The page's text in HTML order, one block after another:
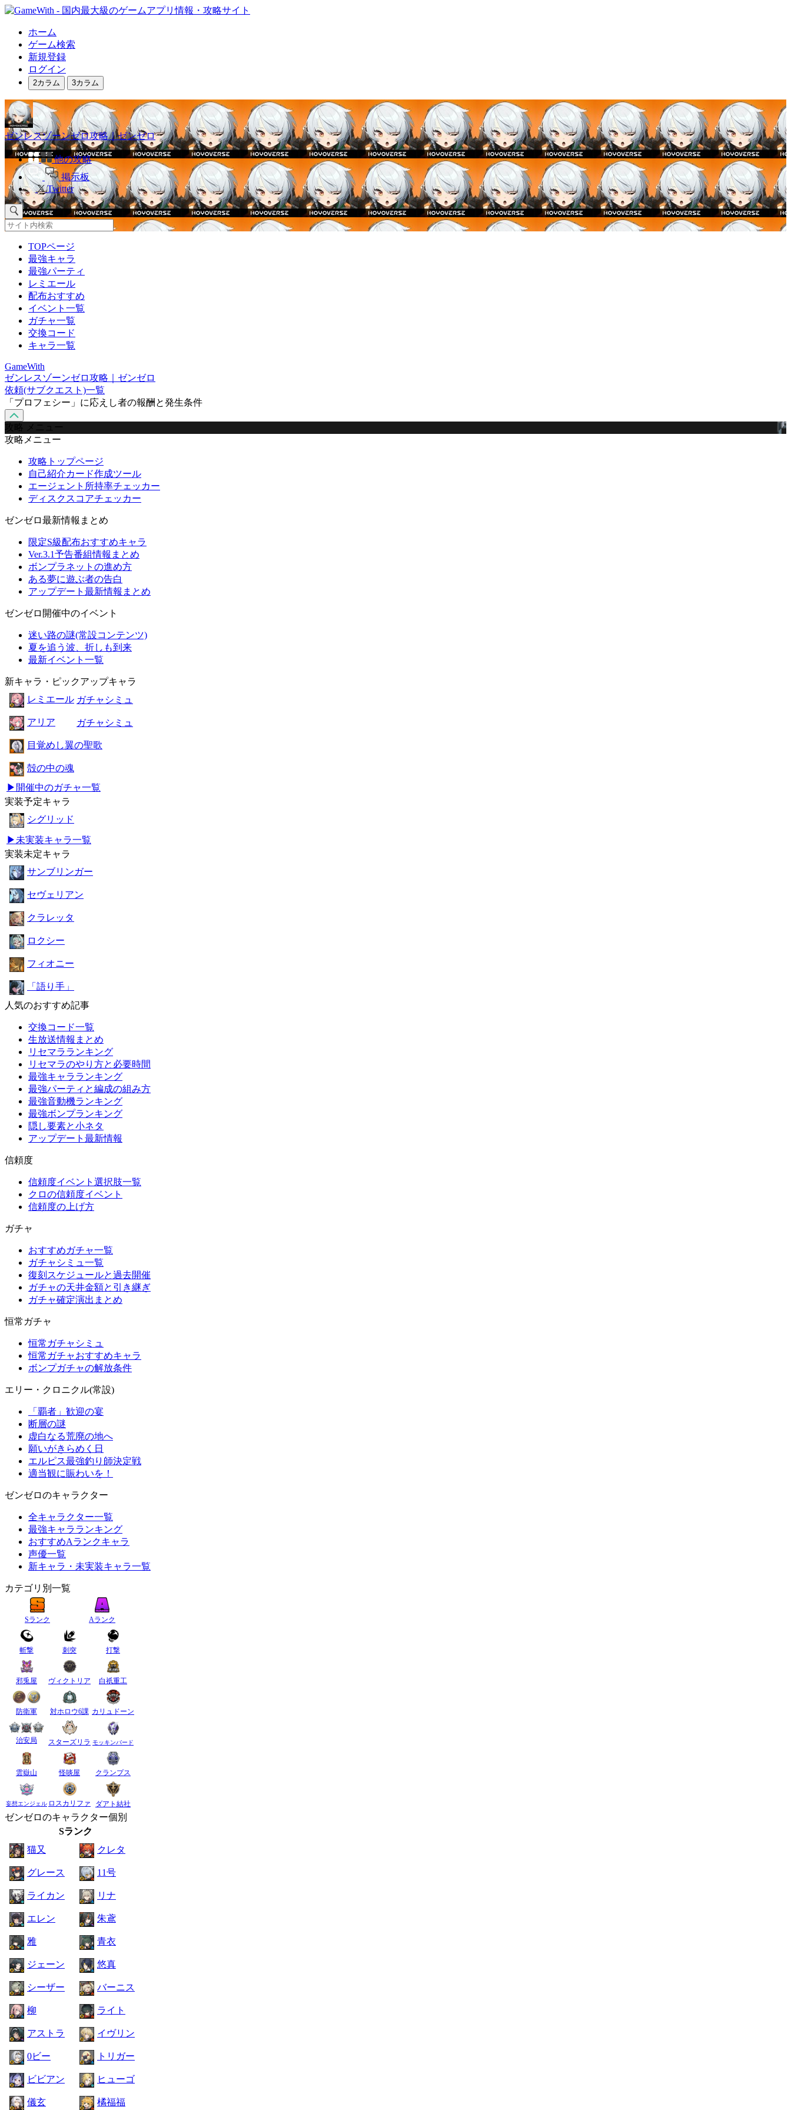
ホーム
ゲーム検索
新規登録
ログイン
2カラム 3カラム
ゼンレスゾーンゼロ攻略｜ゼンゼロ
他の攻略
掲示板
Twitter
TOPページ
最強キャラ
最強パーティ
レミエール
配布おすすめ
イベント一覧
ガチャ一覧
交換コード
キャラ一覧
GameWith
ゼンレスゾーンゼロ攻略｜ゼンゼロ
依頼(サブクエスト)一覧
「プロフェシー」に応えし者の報酬と発生条件
攻略 メニュー
攻略メニュー
攻略トップページ
自己紹介カード作成ツール
エージェント所持率チェッカー
ディスクスコアチェッカー
ゼンゼロ最新情報まとめ
限定S級配布おすすめキャラ
Ver.3.1予告番組情報まとめ
ボンプラネットの進め方
ある夢に遊ぶ者の告白
アップデート最新情報まとめ
ゼンゼロ開催中のイベント
迷い路の謎(常設コンテンツ)
夏を追う波、折しも到来
最新イベント一覧
新キャラ・ピックアップキャラ
レミエール ガチャシミュ
アリア ガチャシミュ
目覚めし翼の聖歌
殻の中の魂
▶開催中のガチャ一覧
実装予定キャラ
シグリッド
▶未実装キャラ一覧
実装未定キャラ
サンブリンガー
セヴェリアン
クラレッタ
ロクシー
フィオニー
「語り手」
人気のおすすめ記事
交換コード一覧
生放送情報まとめ
リセマラランキング
リセマラのやり方と必要時間
最強キャラランキング
最強パーティと編成の組み方
最強音動機ランキング
最強ボンプランキング
隠し要素と小ネタ
アップデート最新情報
信頼度
信頼度イベント選択肢一覧
クロの信頼度イベント
信頼度の上げ方
ガチャ
おすすめガチャ一覧
ガチャシミュ一覧
復刻スケジュールと過去開催
ガチャの天井金額と引き継ぎ
ガチャ確定演出まとめ
恒常ガチャ
恒常ガチャシミュ
恒常ガチャおすすめキャラ
ボンプガチャの解放条件
エリー・クロニクル(常設)
「覇者」歓迎の宴
断層の謎
虚白なる荒廃の地へ
願いがきらめく日
エルピス最強釣り師決定戦
適当観に賑わいを！
ゼンゼロのキャラクター
全キャラクター一覧
最強キャラランキング
おすすめAランクキャラ
声優一覧
新キャラ・未実装キャラ一覧
カテゴリ別一覧
Sランク Aランク
斬撃 刺突 打撃
邪兎屋 ヴィクトリア 白祇重工
防衛軍 対ホロウ6課 カリュドーン
治安局 スターズリラ モッキンバード
雲嶽山 怪啖屋 クランプス
妄想エンジェル ロスカリファ ダアト結社
ゼンゼロのキャラクター個別
Sランク
猫又
クレタ
グレース 11号
ライカン リナ
エレン 朱鳶
雅 青衣
ジェーン 悠真
シーザー バーニス
柳 ライト
アストラ イヴリン
0ビー トリガー
ビビアン ヒューゴ
儀玄 橘福福